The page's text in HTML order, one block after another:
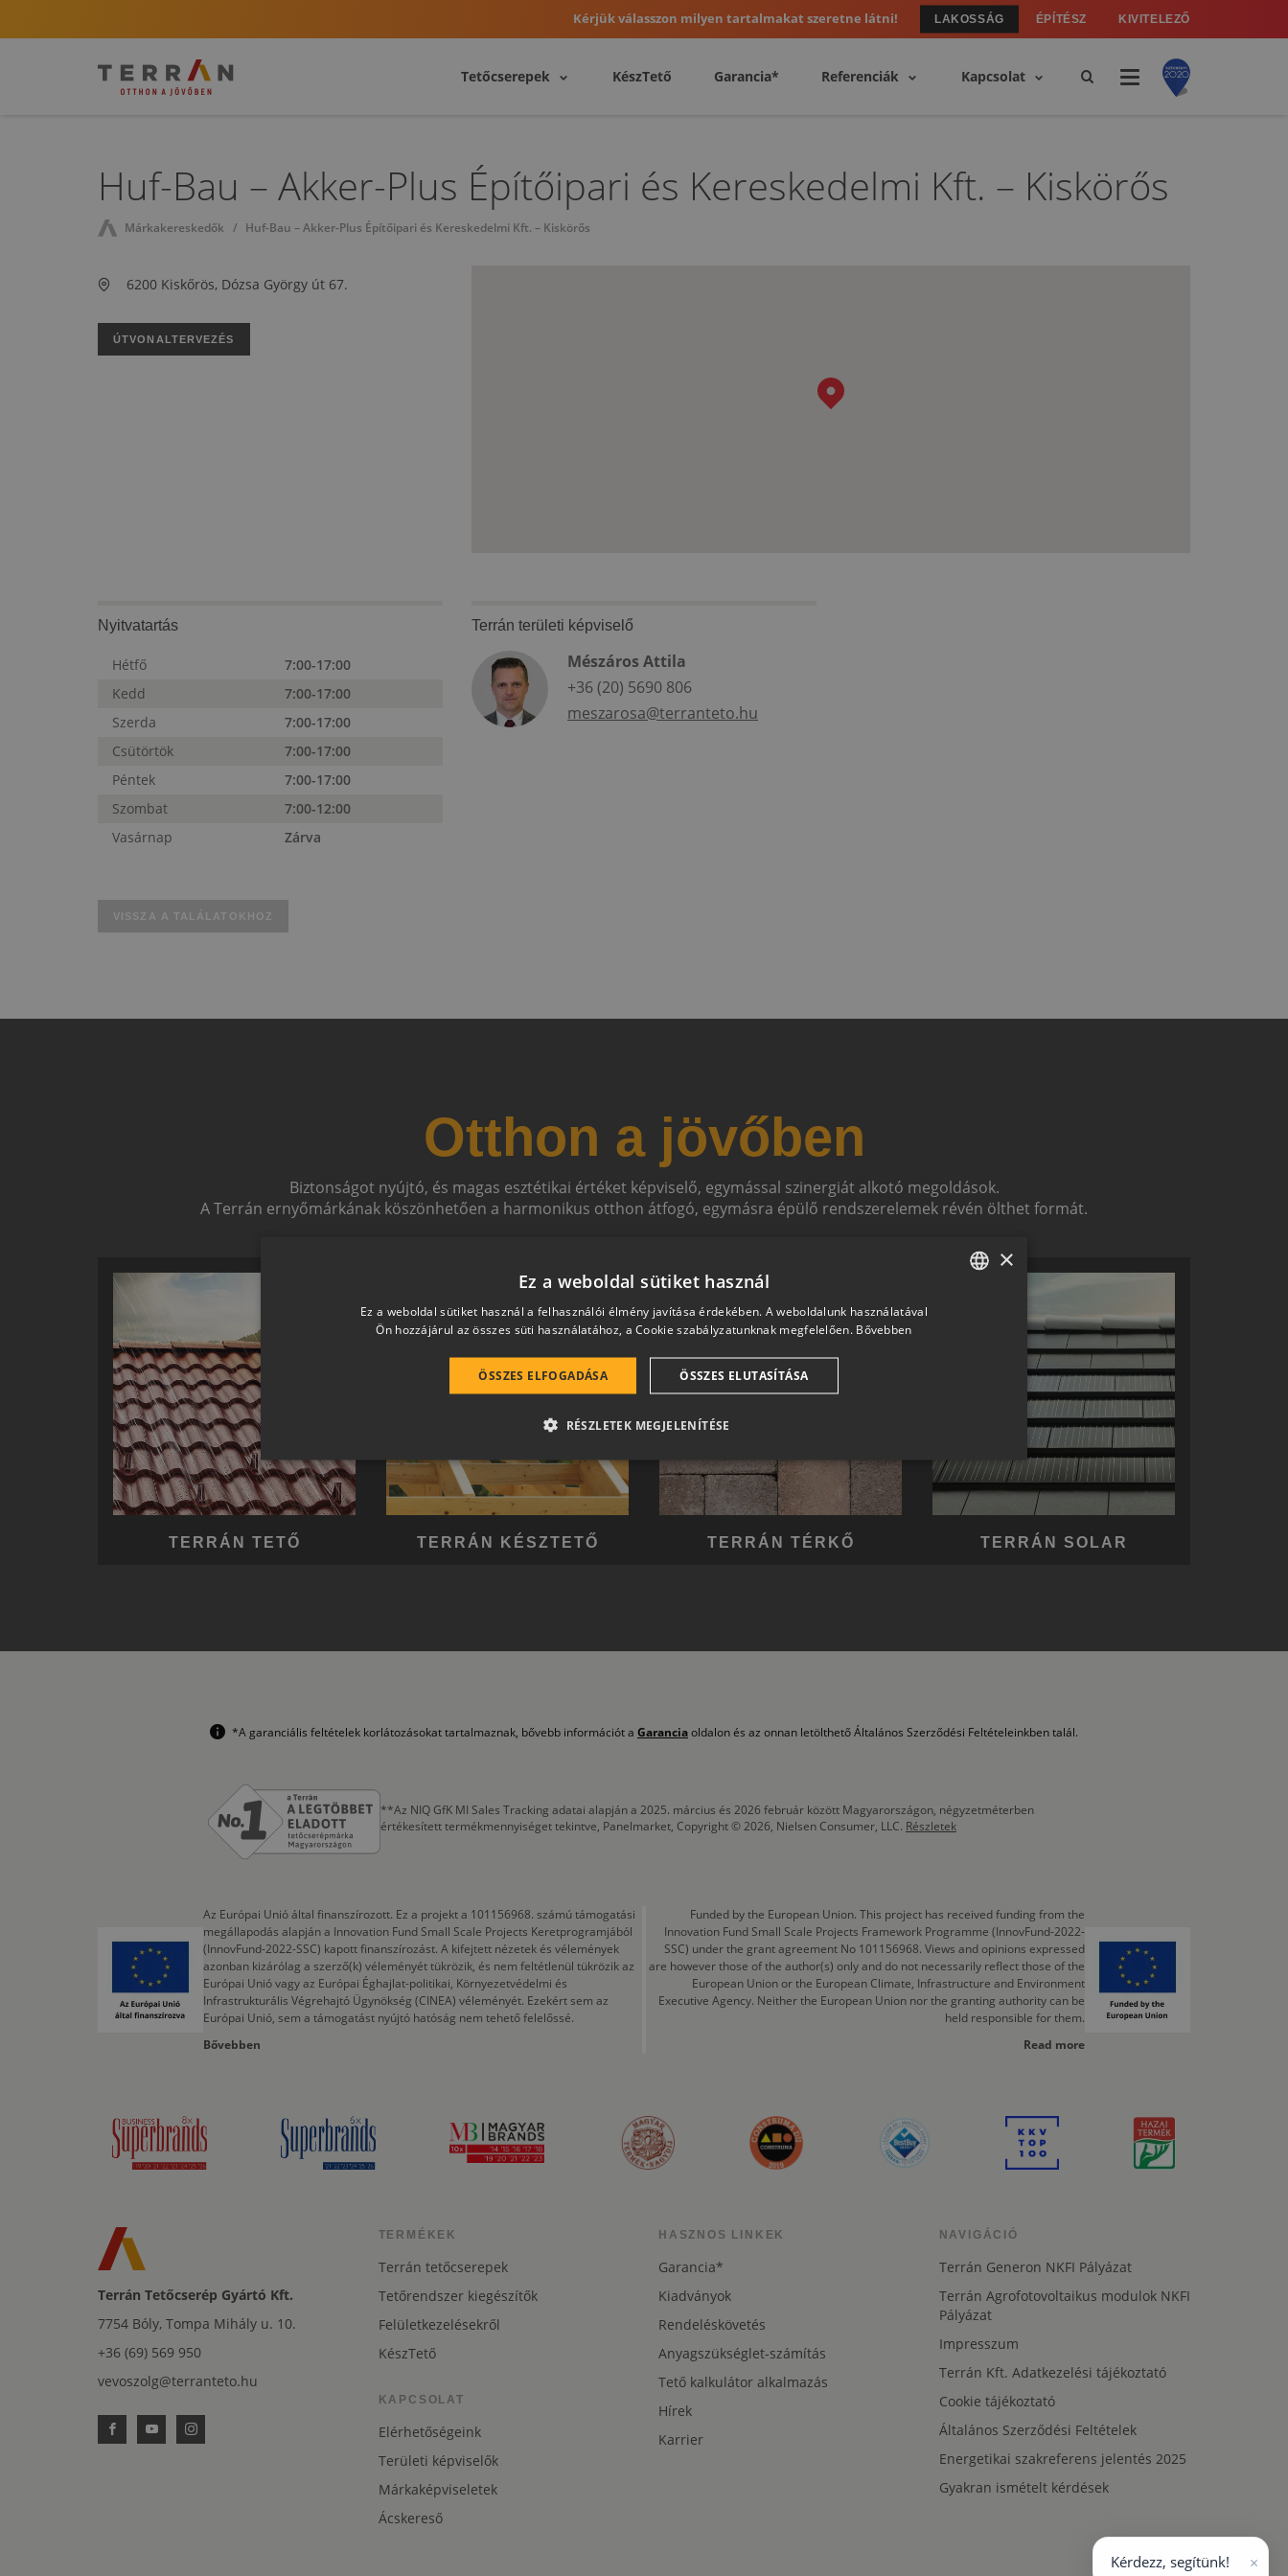
Kérjük válasszon milyen tartalmakat szeretne látni! LAKOSSÁG ÉPÍTÉSZ KIVITELEZŐ
Tetőcserepek KészTető Garancia* Referenciák Kapcsolat
Huf-Bau – Akker-Plus Építőipari és Kereskedelmi Kft. – Kiskörős
Márkakereskedők Huf-Bau – Akker-Plus Építőipari és Kereskedelmi Kft. – Kiskörős
6200 Kiskőrös, Dózsa György út 67.
ÚTVONALTERVEZÉS
Nyitvatartás
Hétfő
7:00-17:00
Kedd
7:00-17:00
Szerda
7:00-17:00
Csütörtök
7:00-17:00
Péntek
7:00-17:00
Szombat
7:00-12:00
Vasárnap
Zárva
Terrán területi képviselő
Mészáros Attila
+36 (20) 5690 806
meszarosa@terranteto.hu
VISSZA A TALÁLATOKHOZ
Otthon a jövőben
Biztonságot nyújtó, és magas esztétikai értéket képviselő, egymással szinergiát alkotó megoldások.
A Terrán ernyőmárkának köszönhetően a harmonikus otthon átfogó, egymásra épülő rendszerelemek révén ölthet formát.
TERRÁN TETŐ TERRÁN KÉSZTETŐ TERRÁN TÉRKŐ TERRÁN SOLAR
*A garanciális feltételek korlátozásokat tartalmaznak, bővebb információt a Garanciaoldalon és az onnan letölthető Általános Szerződési Feltételeinkben talál.
**Az NIQ GfK MI Sales Tracking adatai alapján a 2025. március és 2026 február között Magyarországon, négyzetméterben
értékesített termékmennyiséget tekintve, Panelmarket, Copyright © 2026, Nielsen Consumer, LLC. Részletek
Az Európai Unió által finanszírozott. Ez a projekt a 101156968. számú támogatási
megállapodás alapján a Innovation Fund Small Scale Projects Keretprogramjából
(InnovFund-2022-SSC) kapott finanszírozást. A kifejtett nézetek és vélemények
azonban kizárólag a szerző(k) véleményét tükrözik, és nem feltétlenül tükrözik az
Európai Unió vagy az Európai Éghajlat-politikai, Környezetvédelmi és
Infrastrukturális Végrehajtó Ügynökség (CINEA) véleményét. Ezekért sem az
Európai Unió, sem a támogatást nyújtó hatóság nem tehető felelőssé.
Bővebben
Funded by the European Union. This project has received funding from the
Innovation Fund Small Scale Projects Framework Programme (InnovFund-2022-
SSC) under the grant agreement No 101156968. Views and opinions expressed
are however those of the author(s) only and do not necessarily reflect those of the
European Union or the European Climate, Infrastructure and Environment
Executive Agency. Neither the European Union nor the granting authority can be
held responsible for them.
Read more
Terrán Tetőcserép Gyártó Kft.
7754 Bóly, Tompa Mihály u. 10.
+36 (69) 569 950
vevoszolg@terranteto.hu
TERMÉKEK
Terrán tetőcserepek
Tetőrendszer kiegészítők
Felületkezelésekről
KészTető
KAPCSOLAT
Elérhetőségeink
Területi képviselők
Márkaképviseletek
Ácskereső
HASZNOS LINKEK
Garancia*
Kiadványok
Rendeléskövetés
Anyagszükséglet-számítás
Tető kalkulátor alkalmazás
Hírek
Karrier
NAVIGÁCIÓ
Terrán Generon NKFI Pályázat
Terrán Agrofotovoltaikus modulok NKFI
Pályázat
Impresszum
Terrán Kft. Adatkezelési tájékoztató
Cookie tájékoztató
Általános Szerződési Feltételek
Energetikai szakreferens jelentés 2025
Gyakran ismételt kérdések
Kérdezz, segítünk! ×
CROATIAN
×
Ez a weboldal sütiket használ
Ez a weboldal sütiket használ a felhasználói élmény javítása érdekében. A weboldalunk használatával
Ön hozzájárul az összes süti használatához, a Cookie szabályzatunknak megfelelően. Bővebben
ÖSSZES ELFOGADÁSA ÖSSZES ELUTASÍTÁSA
RÉSZLETEK MEGJELENÍTÉSE